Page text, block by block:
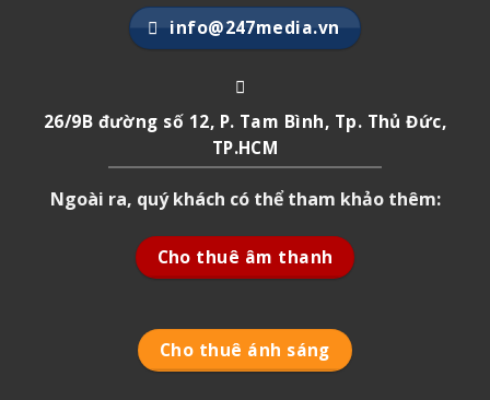
info@247media.vn
26/9B đường số 12, P. Tam Bình, Tp. Thủ Đức,
TP.HCM
Ngoài ra, quý khách có thể tham khảo thêm:
Cho thuê âm thanh
Cho thuê ánh sáng